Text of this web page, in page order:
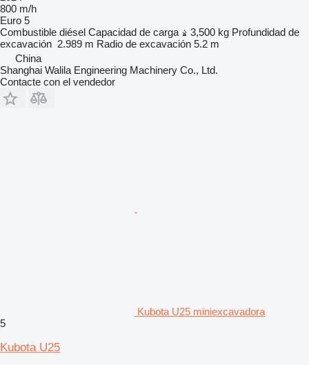
800 m/h
Euro 5
Combustible diésel Capacidad de carga 3,500 kg Profundidad de
excavación 2.989 m Radio de excavación 5.2 m
China
Shanghai Walila Engineering Machinery Co., Ltd.
Contacte con el vendedor
Kubota U25 miniexcavadora
5
Kubota U25